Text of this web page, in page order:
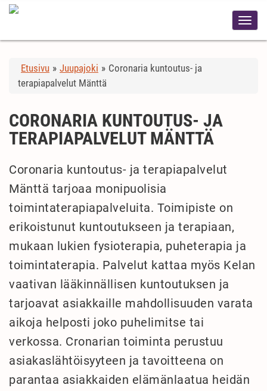
Etusivu » Juupajoki » Coronaria kuntoutus- ja
terapiapalvelut Mänttä
CORONARIA KUNTOUTUS- JA
TERAPIAPALVELUT MÄNTTÄ
Coronaria kuntoutus- ja terapiapalvelut
Mänttä tarjoaa monipuolisia
toimintaterapiapalveluita. Toimipiste on
erikoistunut kuntoutukseen ja terapiaan,
mukaan lukien fysioterapia, puheterapia ja
toimintaterapia. Palvelut kattaa myös Kelan
vaativan lääkinnällisen kuntoutuksen ja
tarjoavat asiakkaille mahdollisuuden varata
aikoja helposti joko puhelimitse tai
verkossa. Cronarian toiminta perustuu
asiakaslähtöisyyteen ja tavoitteena on
parantaa asiakkaiden elämänlaatua heidän